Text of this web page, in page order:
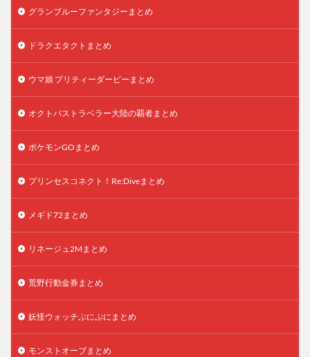
グランブルーファンタジーまとめ
ドラクエタクトまとめ
ウマ娘 プリティーダービーまとめ
オクトパストラベラー大陸の覇者まとめ
ポケモンGOまとめ
プリンセスコネクト！Re:Diveまとめ
メギド72まとめ
リネージュ2Mまとめ
荒野行動金券まとめ
妖怪ウォッチぷにぷにまとめ
モンストオーブまとめ